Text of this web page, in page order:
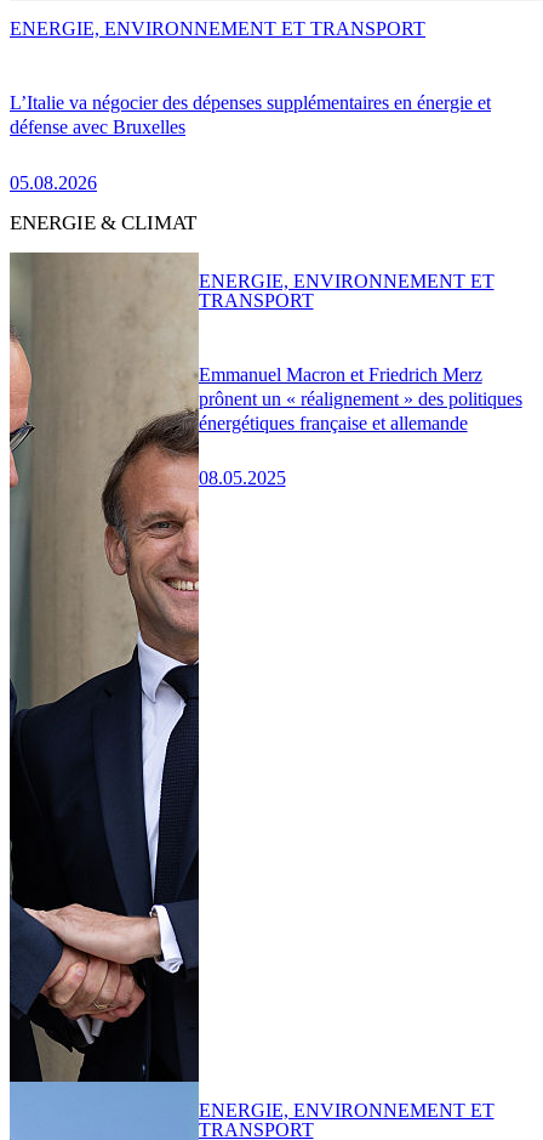
L’Italie va négocier des dépenses supplémentaires en énergie et
défense avec Bruxelles
05.08.2026
ENERGIE, ENVIRONNEMENT ET TRANSPORT
ENERGIE & CLIMAT
Emmanuel Macron et Friedrich Merz
prônent un « réalignement » des politiques
énergétiques française et allemande
08.05.2025
ENERGIE, ENVIRONNEMENT ET
TRANSPORT
ENERGIE, ENVIRONNEMENT ET
TRANSPORT